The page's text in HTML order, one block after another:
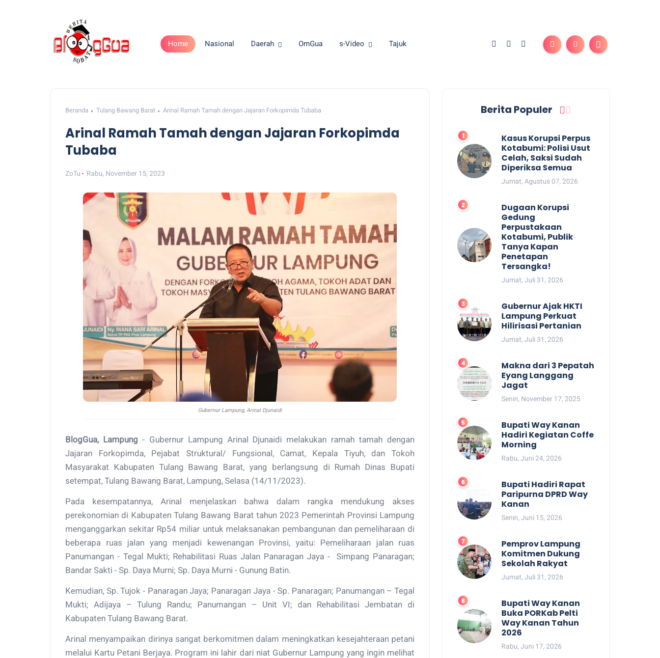
Home Nasional Daerah OmGua s-Video Tajuk
Beranda Tulang Bawang Barat Arinal Ramah Tamah dengan Jajaran Forkopimda Tubaba
Arinal Ramah Tamah dengan Jajaran Forkopimda
Tubaba
ZoTu Rabu, November 15, 2023
Gubernur Lampung, Arinal Djunaidi
BlogGua, Lampung - Gubernur Lampung Arinal Djunaidi melakukan ramah tamah dengan
Jajaran Forkopimda, Pejabat Struktural/ Fungsional, Camat, Kepala Tiyuh, dan Tokoh
Masyarakat Kabupaten Tulang Bawang Barat, yang berlangsung di Rumah Dinas Bupati
setempat, Tulang Bawang Barat, Lampung, Selasa (14/11/2023).
Pada kesempatannya, Arinal menjelaskan bahwa dalam rangka mendukung akses
perekonomian di Kabupaten Tulang Bawang Barat tahun 2023 Pemerintah Provinsi Lampung
menganggarkan sekitar Rp54 miliar untuk melaksanakan pembangunan dan pemeliharaan di
beberapa ruas jalan yang menjadi kewenangan Provinsi, yaitu: Pemeliharaan jalan ruas
Panumangan - Tegal Mukti; Rehabilitasi Ruas Jalan Panaragan Jaya - Simpang Panaragan;
Bandar Sakti - Sp. Daya Murni; Sp. Daya Murni - Gunung Batin.
Kemudian, Sp. Tujok - Panaragan Jaya; Panaragan Jaya - Sp. Panaragan; Panumangan – Tegal
Mukti; Adijaya – Tulung Randu; Panumangan – Unit VI; dan Rehabilitasi Jembatan di
Kabupaten Tulang Bawang Barat.
Arinal menyampaikan dirinya sangat berkomitmen dalam meningkatkan kesejahteraan petani
melalui Kartu Petani Berjaya. Program ini lahir dari niat Gubernur Lampung yang ingin melihat
Berita Populer
Kasus Korupsi Perpus
Kotabumi: Polisi Usut
Celah, Saksi Sudah
Diperiksa Semua
Jumat, Agustus 07, 2026
Dugaan Korupsi
Gedung
Perpustakaan
Kotabumi, Publik
Tanya Kapan
Penetapan
Tersangka!
Jumat, Juli 31, 2026
Gubernur Ajak HKTI
Lampung Perkuat
Hilirisasi Pertanian
Jumat, Juli 31, 2026
Makna dari 3 Pepatah
Eyang Langgang
Jagat
Senin, November 17, 2025
Bupati Way Kanan
Hadiri Kegiatan Coffe
Morning
Rabu, Juni 24, 2026
Bupati Hadiri Rapat
Paripurna DPRD Way
Kanan
Senin, Juni 15, 2026
Pemprov Lampung
Komitmen Dukung
Sekolah Rakyat
Jumat, Juli 31, 2026
Bupati Way Kanan
Buka PORKab Pelti
Way Kanan Tahun
2026
Rabu, Juni 17, 2026